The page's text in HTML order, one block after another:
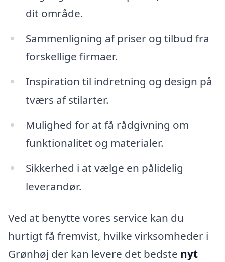
dit område.
Sammenligning af priser og tilbud fra
forskellige firmaer.
Inspiration til indretning og design på
tværs af stilarter.
Mulighed for at få rådgivning om
funktionalitet og materialer.
Sikkerhed i at vælge en pålidelig
leverandør.
Ved at benytte vores service kan du
hurtigt få fremvist, hvilke virksomheder i
Grønhøj der kan levere det bedste nyt